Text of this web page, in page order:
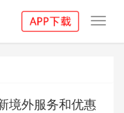
境外服务和优惠